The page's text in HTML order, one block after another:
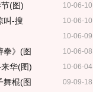
10-06-10
(图)
10-06-10
叫-搜
10-06-09
10-06-08
拳》(图
10-06-04
华(图)
09-09-18
舞棍(图